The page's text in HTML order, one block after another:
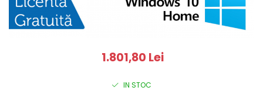
1.801,80 Lei
IN STOC